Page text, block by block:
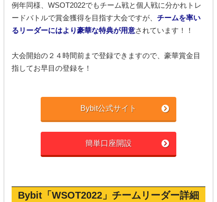
例年同様、WSOT2022でもチーム戦と個人戦に分かれトレ
ードバトルで賞金獲得を目指す大会ですが、 チームを率い
るリーダーにはより豪華な特典が用意されています！！
大会開始の２４時間前まで登録できますので、豪華賞金目
指してお早目の登録を！
Bybit公式サイト
簡単口座開設
Bybit「WSOT2022」チームリーダー詳細